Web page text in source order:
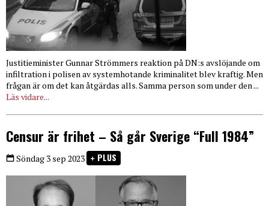
Justitieminister Gunnar Strömmers reaktion på DN:s avslöjande om
infiltration i polisen av systemhotande kriminalitet blev kraftig. Men
frågan är om det kan åtgärdas alls. Samma person som under den ...
Läs vidare...
Censur är frihet – Så går Sverige “Full 1984”
Söndag 3 sep 2023 PLUS